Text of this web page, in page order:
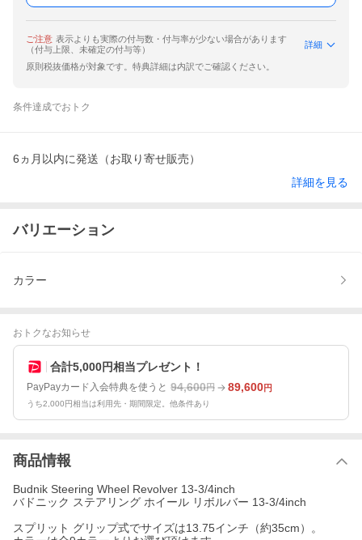
ご注意 表示よりも実際の付与数・付与率が少ない場合があります
（付与上限、未確定の付与等）
詳細
原則税抜価格が対象です。特典詳細は内訳でご確認ください。
条件達成でおトク
6ヵ月以内に発送（お取り寄せ販売）
詳細を見る
バリエーション
カラー
おトクなお知らせ
合計5,000円相当プレゼント！
PayPayカード入会特典を使うと 94,600円 89,600円
うち2,000円相当は利用先・期間限定。他条件あり
商品情報
Budnik Steering Wheel Revolver 13-3/4inch
バドニック ステアリング ホイール リボルバー 13-3/4inch
スプリット グリップ式でサイズは13.75インチ（約35cm）。